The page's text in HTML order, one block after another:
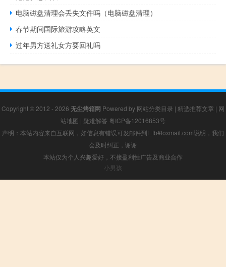
电脑磁盘清理会丢失文件吗（电脑磁盘清理）
春节期间国际旅游攻略英文
过年男方送礼女方要回礼吗
Copyright © 2012 - 2026 无尘烤箱网 Powered by 网站分类目录 | 精选推荐文章 | 网
站地图 | 疑难解答 粤ICP备12016853号
声明：本站内容来自互联网，如信息有错误可发邮件到f_fb#foxmail.com说明，我们
会及时纠正，谢谢
本站仅为个人兴趣爱好，不接盈利性广告及商业合作
小男孩